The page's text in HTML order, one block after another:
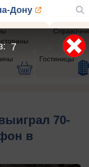
Дону
Гостиницы
70-
в
4